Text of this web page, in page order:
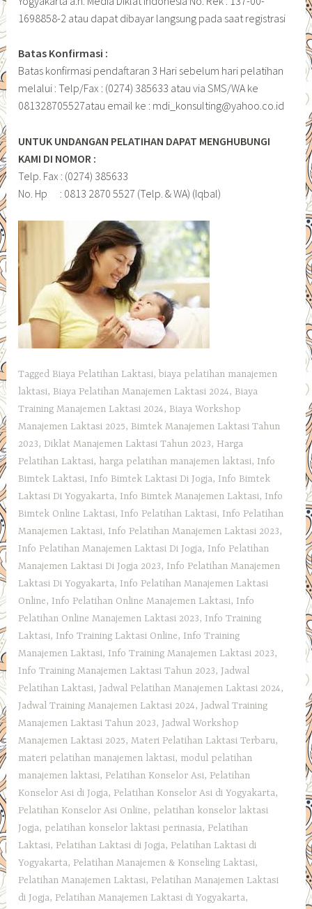
1698858-2 atau dapat dibayar langsung pada saat registrasi
Batas Konfirmasi :
Batas konfirmasi pendaftaran 3 Hari sebelum hari pelatihan
melalui : Telp/Fax : (0274) 385633 atau via SMS/WA ke
081328705527atau email ke : mdi_konsulting@yahoo.co.id
UNTUK UNDANGAN PELATIHAN DAPAT MENGHUBUNGI
KAMI DI NOMOR :
Telp. Fax : (0274) 385633
No. Hp : 0813 2870 5527 (Telp. & WA) (Iqbal)
Tagged Biaya Pelatihan Laktasi, biaya pelatihan manajemen
laktasi, Biaya Pelatihan Manajemen Laktasi 2024, Biaya
Training Manajemen Laktasi 2024, Biaya Workshop
Manajemen Laktasi 2025, Bimtek Manajemen Laktasi Tahun
2023,Diklat Manajemen Laktasi Tahun 2023, Harga
Pelatihan Laktasi, harga pelatihan manajemen laktasi, Info
Bimtek Laktasi, Info Bimtek Laktasi Di Jogja, Info Bimtek
Laktasi Di Yogyakarta, Info Bimtek Manajemen Laktasi, Info
Bimtek Online Laktasi, Info Pelatihan Laktasi, Info Pelatihan
Manajemen Laktasi, Info Pelatihan Manajemen Laktasi 2023,
Info Pelatihan Manajemen Laktasi Di Jogja, Info Pelatihan
Manajemen Laktasi Di Jogja 2023, Info Pelatihan Manajemen
Laktasi Di Yogyakarta, Info Pelatihan Manajemen Laktasi
Online, Info Pelatihan Online Manajemen Laktasi, Info
Pelatihan Online Manajemen Laktasi 2023, Info Training
Laktasi, Info Training Laktasi Online, Info Training
Manajemen Laktasi, Info Training Manajemen Laktasi 2023,
Info Training Manajemen Laktasi Tahun 2023, Jadwal
Pelatihan Laktasi, Jadwal Pelatihan Manajemen Laktasi 2024,
Jadwal Training Manajemen Laktasi 2024, Jadwal Training
Manajemen Laktasi Tahun 2023, Jadwal Workshop
Manajemen Laktasi 2025,Materi Pelatihan Laktasi Terbaru,
materi pelatihan manajemen laktasi, modul pelatihan
manajemen laktasi, Pelatihan Konselor Asi, Pelatihan
Konselor Asi di Jogja, Pelatihan Konselor Asi di Yogyakarta,
Pelatihan Konselor Asi Online, pelatihan konselor laktasi
Jogja, pelatihan konselor laktasi perinasia, Pelatihan
Laktasi, Pelatihan Laktasi di Jogja, Pelatihan Laktasi di
Yogyakarta, Pelatihan Manajemen & Konseling Laktasi,
Pelatihan Manajemen Laktasi, Pelatihan Manajemen Laktasi
di Jogja, Pelatihan Manajemen Laktasi di Yogyakarta,